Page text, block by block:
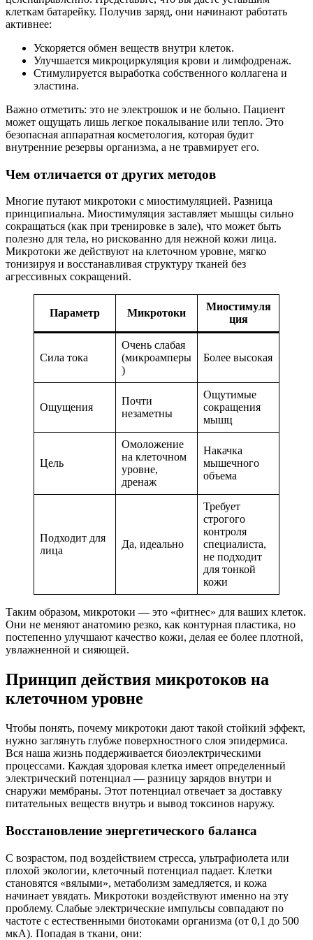
клеткам батарейку. Получив заряд, они начинают работать
активнее:
Ускоряется обмен веществ внутри клеток.
Улучшается микроциркуляция крови и лимфодренаж.
Стимулируется выработка собственного коллагена и
эластина.
Важно отметить: это не электрошок и не больно. Пациент
может ощущать лишь легкое покалывание или тепло. Это
безопасная аппаратная косметология, которая будит
внутренние резервы организма, а не травмирует его.
Чем отличается от других методов
Многие путают микротоки с миостимуляцией. Разница
принципиальна. Миостимуляция заставляет мышцы сильно
сокращаться (как при тренировке в зале), что может быть
полезно для тела, но рискованно для нежной кожи лица.
Микротоки же действуют на клеточном уровне, мягко
тонизируя и восстанавливая структуру тканей без
агрессивных сокращений.
Параметр Микротоки
Миостимуля
ция
Сила тока
Очень слабая
(микроамперы
)
Более высокая
Ощущения
Почти
незаметны
Ощутимые
сокращения
мышц
Цель
Омоложение
на клеточном
уровне,
дренаж
Накачка
мышечного
объема
Подходит для
лица
Да, идеально
Требует
строгого
контроля
специалиста,
не подходит
для тонкой
кожи
Таким образом, микротоки — это «фитнес» для ваших клеток.
Они не меняют анатомию резко, как контурная пластика, но
постепенно улучшают качество кожи, делая ее более плотной,
увлажненной и сияющей.
Принцип действия микротоков на
клеточном уровне
Чтобы понять, почему микротоки дают такой стойкий эффект,
нужно заглянуть глубже поверхностного слоя эпидермиса.
Вся наша жизнь поддерживается биоэлектрическими
процессами. Каждая здоровая клетка имеет определенный
электрический потенциал — разницу зарядов внутри и
снаружи мембраны. Этот потенциал отвечает за доставку
питательных веществ внутрь и вывод токсинов наружу.
Восстановление энергетического баланса
С возрастом, под воздействием стресса, ультрафиолета или
плохой экологии, клеточный потенциал падает. Клетки
становятся «вялыми», метаболизм замедляется, и кожа
начинает увядать. Микротоки воздействуют именно на эту
проблему. Слабые электрические импульсы совпадают по
частоте с естественными биотоками организма (от 0,1 до 500
мкА). Попадая в ткани, они: